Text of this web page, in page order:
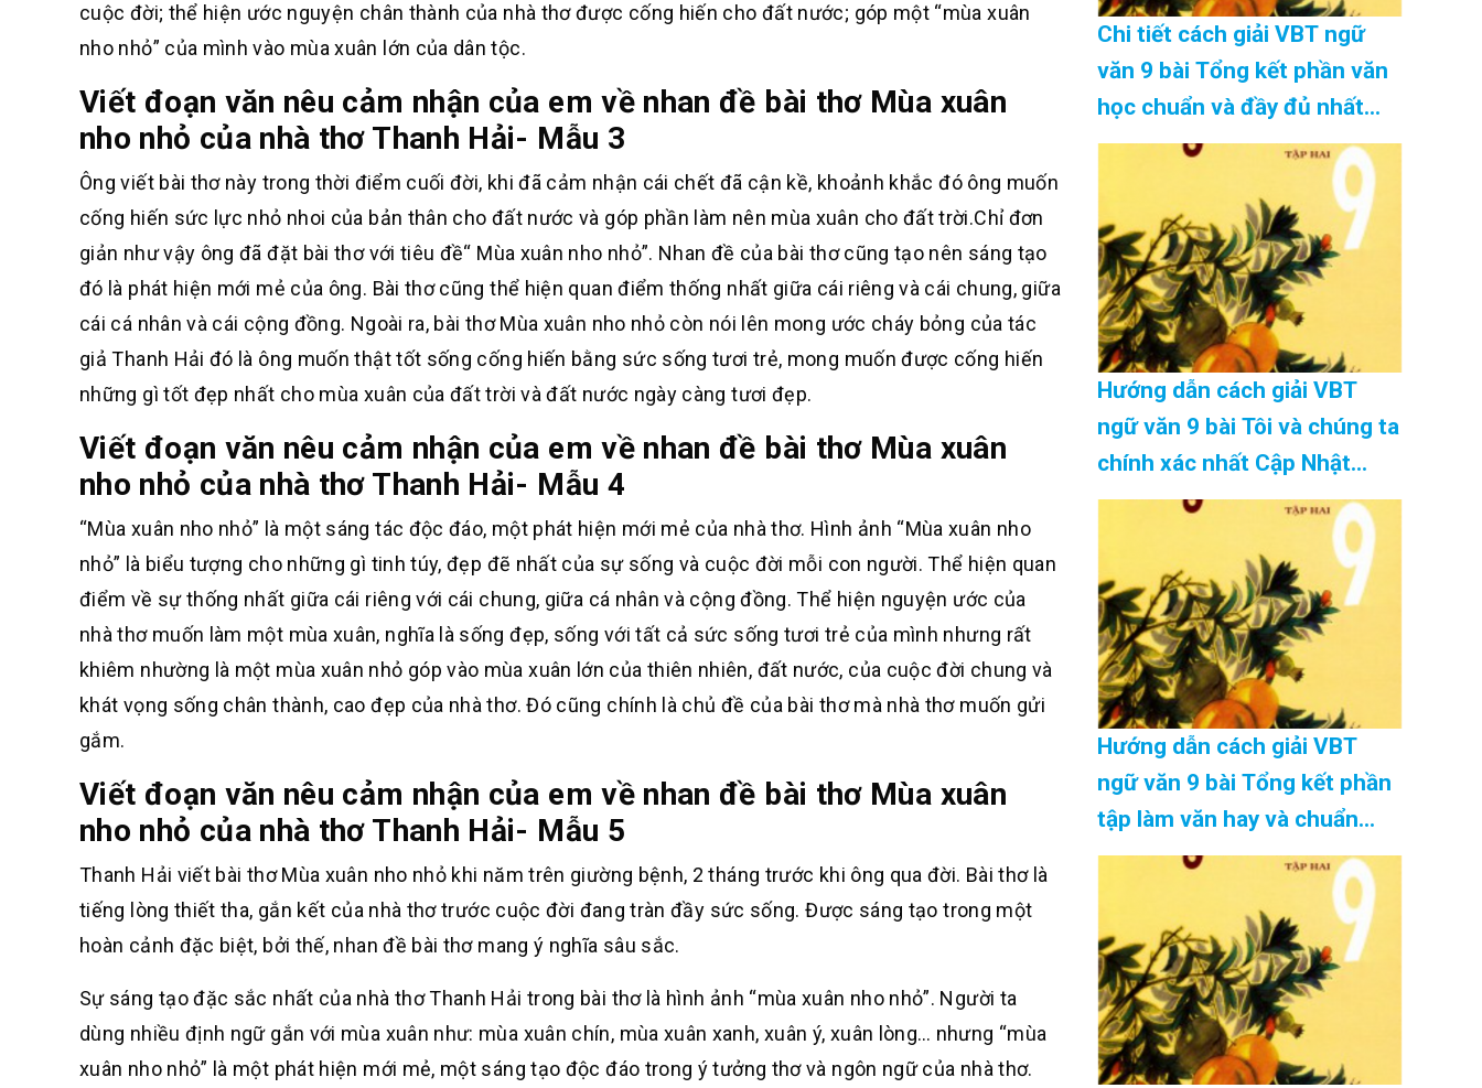
cuộc đời; thể hiện ước nguyện chân thành của nhà thơ được cống hiến cho đất nước; góp một “mùa xuân
nho nhỏ” của mình vào mùa xuân lớn của dân tộc.
Viết đoạn văn nêu cảm nhận của em về nhan đề bài thơ Mùa xuân
nho nhỏ của nhà thơ Thanh Hải- Mẫu 3
Ông viết bài thơ này trong thời điểm cuối đời, khi đã cảm nhận cái chết đã cận kề, khoảnh khắc đó ông muốn
cống hiến sức lực nhỏ nhoi của bản thân cho đất nước và góp phần làm nên mùa xuân cho đất trời.Chỉ đơn
giản như vậy ông đã đặt bài thơ với tiêu đề“ Mùa xuân nho nhỏ”. Nhan đề của bài thơ cũng tạo nên sáng tạo
đó là phát hiện mới mẻ của ông. Bài thơ cũng thể hiện quan điểm thống nhất giữa cái riêng và cái chung, giữa
cái cá nhân và cái cộng đồng. Ngoài ra, bài thơ Mùa xuân nho nhỏ còn nói lên mong ước cháy bỏng của tác
giả Thanh Hải đó là ông muốn thật tốt sống cống hiến bằng sức sống tươi trẻ, mong muốn được cống hiến
những gì tốt đẹp nhất cho mùa xuân của đất trời và đất nước ngày càng tươi đẹp.
Viết đoạn văn nêu cảm nhận của em về nhan đề bài thơ Mùa xuân
nho nhỏ của nhà thơ Thanh Hải- Mẫu 4
“Mùa xuân nho nhỏ” là một sáng tác độc đáo, một phát hiện mới mẻ của nhà thơ. Hình ảnh “Mùa xuân nho
nhỏ” là biểu tượng cho những gì tinh túy, đẹp đẽ nhất của sự sống và cuộc đời mỗi con người. Thể hiện quan
điểm về sự thống nhất giữa cái riêng với cái chung, giữa cá nhân và cộng đồng. Thể hiện nguyện ước của
nhà thơ muốn làm một mùa xuân, nghĩa là sống đẹp, sống với tất cả sức sống tươi trẻ của mình nhưng rất
khiêm nhường là một mùa xuân nhỏ góp vào mùa xuân lớn của thiên nhiên, đất nước, của cuộc đời chung và
khát vọng sống chân thành, cao đẹp của nhà thơ. Đó cũng chính là chủ đề của bài thơ mà nhà thơ muốn gửi
gắm.
Viết đoạn văn nêu cảm nhận của em về nhan đề bài thơ Mùa xuân
nho nhỏ của nhà thơ Thanh Hải- Mẫu 5
Thanh Hải viết bài thơ Mùa xuân nho nhỏ khi năm trên giường bệnh, 2 tháng trước khi ông qua đời. Bài thơ là
tiếng lòng thiết tha, gắn kết của nhà thơ trước cuộc đời đang tràn đầy sức sống. Được sáng tạo trong một
hoàn cảnh đặc biệt, bởi thế, nhan đề bài thơ mang ý nghĩa sâu sắc.
Sự sáng tạo đặc sắc nhất của nhà thơ Thanh Hải trong bài thơ là hình ảnh “mùa xuân nho nhỏ”. Người ta
dùng nhiều định ngữ gắn với mùa xuân như: mùa xuân chín, mùa xuân xanh, xuân ý, xuân lòng… nhưng “mùa
xuân nho nhỏ” là một phát hiện mới mẻ, một sáng tạo độc đáo trong ý tưởng thơ và ngôn ngữ của nhà thơ.
Chi tiết cách giải VBT ngữ
văn 9 bài Tổng kết phần văn
học chuẩn và đầy đủ nhất
Cập Nhật 08/2026
Hướng dẫn cách giải VBT
ngữ văn 9 bài Tôi và chúng ta
chính xác nhất Cập Nhật
08/2026
Hướng dẫn cách giải VBT
ngữ văn 9 bài Tổng kết phần
tập làm văn hay và chuẩn
nhất Cập Nhật 08/2026